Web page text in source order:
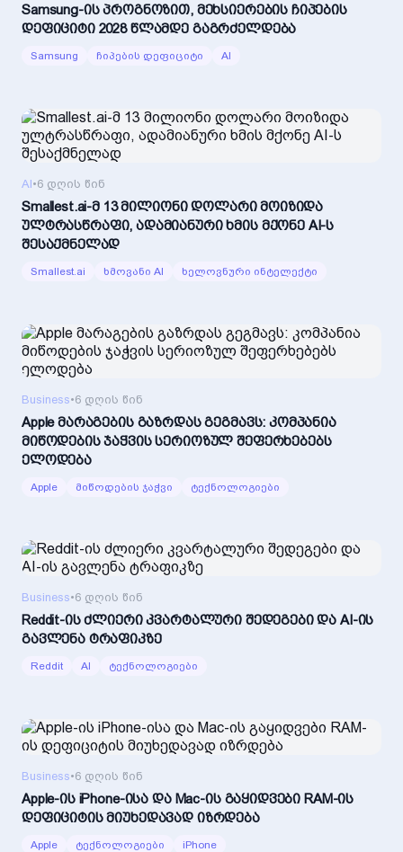
Samsung-ის პროგნოზით, მეხსიერების ჩიპების
დეფიციტი 2028 წლამდე გაგრძელდება
Samsung ჩიპების დეფიციტი AI
AI•6 დღის წინ
Smallest.ai-მ 13 მილიონი დოლარი მოიზიდა
ულტრასწრაფი, ადამიანური ხმის მქონე AI-ს
შესაქმნელად
Smallest.ai ხმოვანი AI ხელოვნური ინტელექტი
Business•6 დღის წინ
Apple მარაგების გაზრდას გეგმავს: კომპანია
მიწოდების ჯაჭვის სერიოზულ შეფერხებებს
ელოდება
Apple მიწოდების ჯაჭვი ტექნოლოგიები
Business•6 დღის წინ
Reddit-ის ძლიერი კვარტალური შედეგები და AI-ის
გავლენა ტრაფიკზე
Reddit AI ტექნოლოგიები
Business•6 დღის წინ
Apple-ის iPhone-ისა და Mac-ის გაყიდვები RAM-ის
დეფიციტის მიუხედავად იზრდება
Apple ტექნოლოგიები iPhone